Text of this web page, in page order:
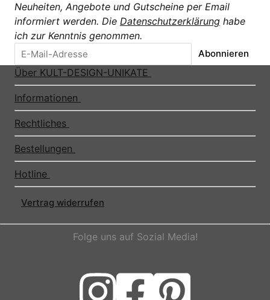
Neuheiten, Angebote und Gutscheine per Email
informiert werden. Die Datenschutzerklärung habe
ich zur Kenntnis genommen.
Abonnieren
Über KULT-DESIGN-UNIKATE
Informationen
Rechtliches
Bestellungen
Hotline
Vertrag widerrufen
Folge uns auf Sozial Media!